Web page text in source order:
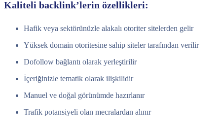
Kaliteli backlink’lerin özellikleri:
Hafik veya sektörünüzle alakalı otoriter sitelerden gelir
Yüksek domain otoritesine sahip siteler tarafından verilir
Dofollow bağlantı olarak yerleştirilir
İçeriğinizle tematik olarak ilişkilidir
Manuel ve doğal görünümde hazırlanır
Trafik potansiyeli olan mecralardan alınır